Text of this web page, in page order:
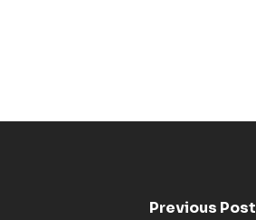
Previous Post